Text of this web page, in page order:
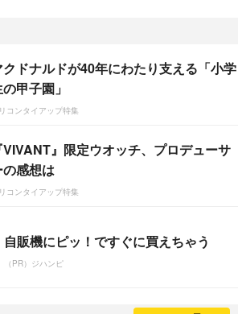
クドナルドが40年にわたり支える「小学
甲子園」
コンタイアップ特集
VIVANT』限定ウオッチ、プロデューサ
の感想は
コンタイアップ特集
自販機にピッ！ですぐに買えちゃう
（PR）ジハンピ